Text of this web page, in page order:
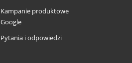
Kampanie produktowe
Google
Pytania i odpowiedzi